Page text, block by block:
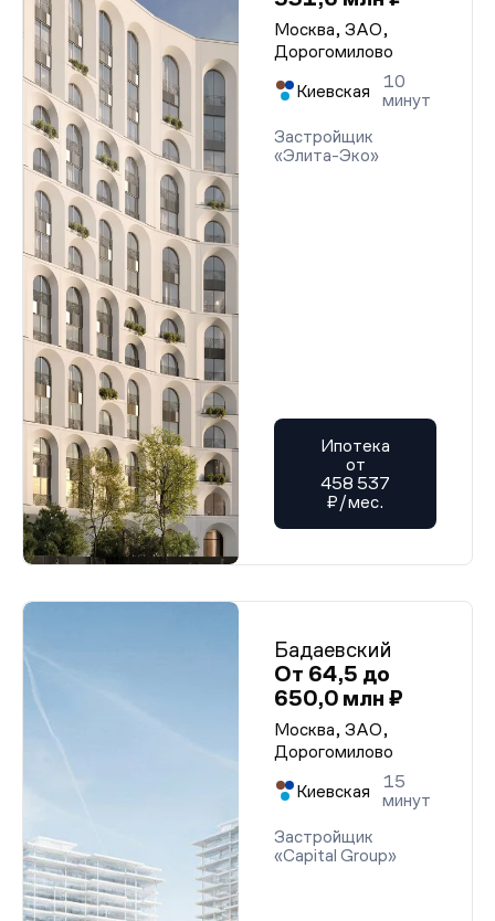
Москва, ЗАО,
Дорогомилово
Киевская
10
минут
Застройщик
«Элита-Эко»
Ипотека
от
458 537
₽/мес.
Бадаевский
От 64,5 до
650,0 млн ₽
Москва, ЗАО,
Дорогомилово
Киевская
15
минут
Застройщик
«Capital Group»